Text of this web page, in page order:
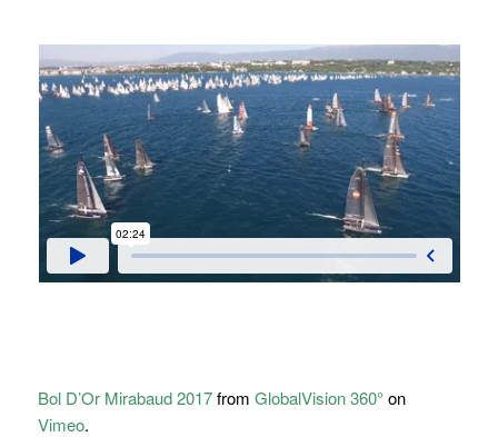
Bol D’Or Mirabaud 2017from GlobalVision 360°on
Vimeo.